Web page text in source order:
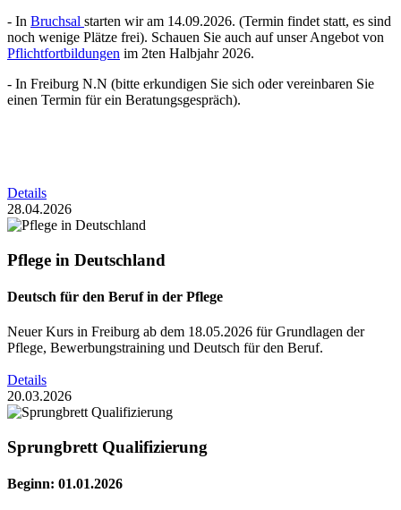
- In Bruchsal starten wir am 14.09.2026. (Termin findet statt, es sind
noch wenige Plätze frei). Schauen Sie auch auf unser Angebot von
Pflichtfortbildungen im 2ten Halbjahr 2026.
- In Freiburg N.N (bitte erkundigen Sie sich oder vereinbaren Sie
einen Termin für ein Beratungsgespräch).
Details
28.04.2026
Pflege in Deutschland
Deutsch für den Beruf in der Pflege
Neuer Kurs in Freiburg ab dem 18.05.2026 für Grundlagen der
Pflege, Bewerbungstraining und Deutsch für den Beruf.
Details
20.03.2026
Sprungbrett Qualifizierung
Beginn: 01.01.2026